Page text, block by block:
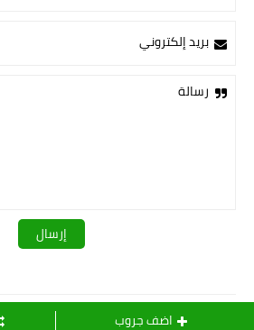
اضف جروب
بريد إلكتروني
رسالة
قـــــروبات ســ💛ــيدرا